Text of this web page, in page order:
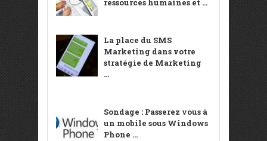
ressources humaines et ...
La place du SMS
Marketing dans votre
stratégie de Marketing
...
Sondage : Passerez vous à
un mobile sous Windows
Phone ...